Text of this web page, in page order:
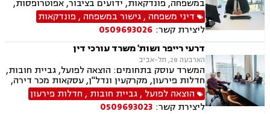
במשפחה, פונדקאות, ידועים בציבור, אפוטרופסות,
הסכמי ממון, אבהות, מזונות, משמורת, גירושין,
הורות חד מינית, נישואים אזרחיים, חוק הנוער,
אימוץ, חלוקת רכוש, מעמד אישי, תיאום הורי, חטיפת
ילדים, זמני שהות (החזקת ילדים), אומנה, ניכור הורי,
עסקאות מתנה, פלילי, הטרדה מינית, עבירות מין,
צווארון לבן, עבירות מס, הלבנת הון רישוי נשק, ייצוג
קטינים, אלימות במשפחה, עבירות סמים, ועדת
שחרורים, עבירות סייבר, סירוב ויזה לארה"ב, מחיקת
רישום פלילי הסגרה ופשיעה בינלאומית, נפגעי
עבירה.
דיני משפחה ,גישור במשפחה , פונדקאות
ליצירת קשר: 0509693026
דרעי רייפר ושות' משרד עורכי דין
הארבעה 28, תל-אביב
המשרד עוסק בתחומים: הוצאה לפועל, גביית חובות,
חדלות פירעון, מקרקעין ונדל"ן, עסקאות מכר דירה,
דיני משפחה, חלוקת רכוש, דיני חוזים, ירושות
וצוואות.
הוצאה לפועל ,גביית חובות , חדלות פירעון
ליצירת קשר: 0509693023